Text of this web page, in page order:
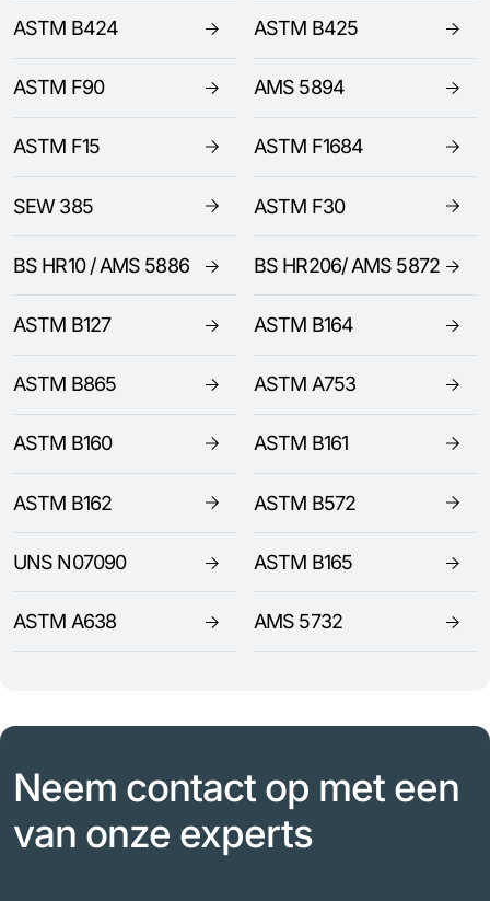
ASTM B424 ASTM B425
ASTM F90 AMS 5894
ASTM F15 ASTM F1684
SEW 385 ASTM F30
BS HR10 / AMS 5886 BS HR206/ AMS 5872
ASTM B127 ASTM B164
ASTM B865 ASTM A753
ASTM B160 ASTM B161
ASTM B162 ASTM B572
UNS N07090 ASTM B165
ASTM A638 AMS 5732
Neem contact op met een
van onze experts